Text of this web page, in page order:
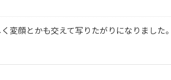
変顔とかも交えて写りたがりになりました。